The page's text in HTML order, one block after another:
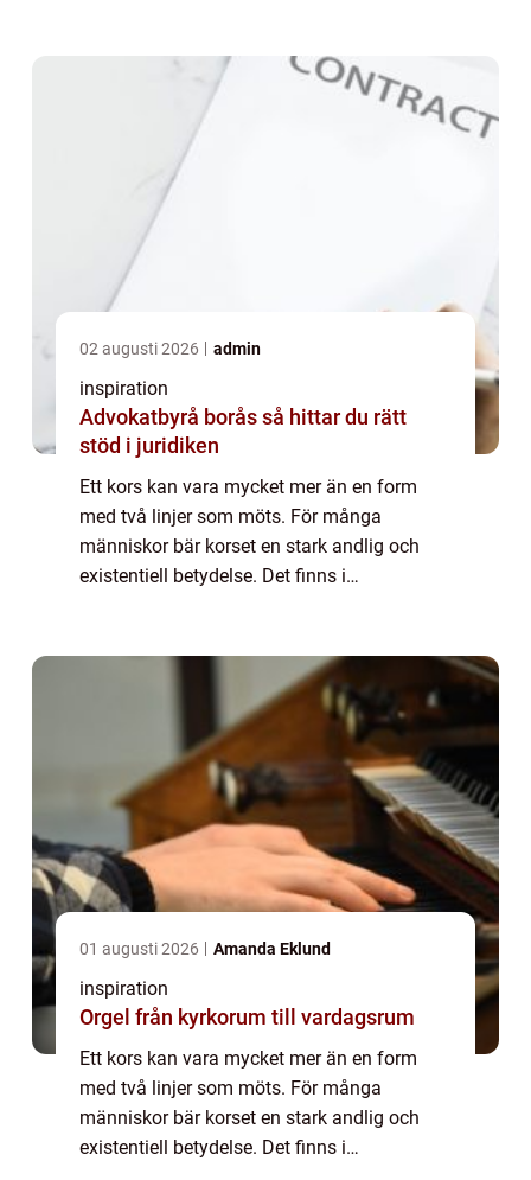
korset en tydlig kr...
02 augusti 2026 admin
inspiration
Advokatbyrå borås så hittar du rätt
stöd i juridiken
Ett kors kan vara mycket mer än en form
med två linjer som möts. För många
människor bär korset en stark andlig och
existentiell betydelse. Det finns i
01 augusti 2026 Amanda Eklund
inspiration
Orgel från kyrkorum till vardagsrum
Ett kors kan vara mycket mer än en form
med två linjer som möts. För många
människor bär korset en stark andlig och
existentiell betydelse. Det finns i